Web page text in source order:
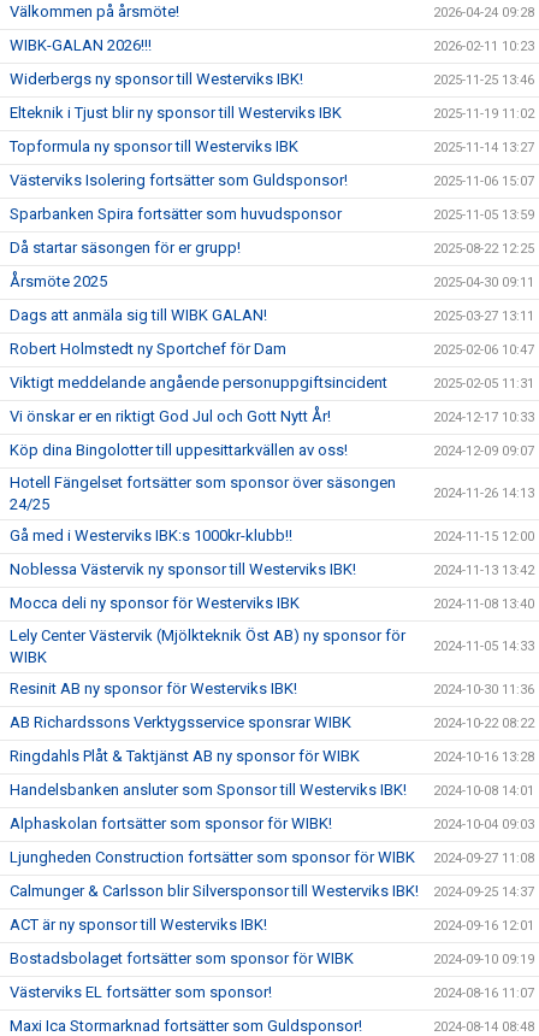
Välkommen på årsmöte! 2026-04-24 09:28
WIBK-GALAN 2026!!! 2026-02-11 10:23
Widerbergs ny sponsor till Westerviks IBK! 2025-11-25 13:46
Elteknik i Tjust blir ny sponsor till Westerviks IBK 2025-11-19 11:02
Topformula ny sponsor till Westerviks IBK 2025-11-14 13:27
Västerviks Isolering fortsätter som Guldsponsor! 2025-11-06 15:07
Sparbanken Spira fortsätter som huvudsponsor 2025-11-05 13:59
Då startar säsongen för er grupp! 2025-08-22 12:25
Årsmöte 2025 2025-04-30 09:11
Dags att anmäla sig till WIBK GALAN! 2025-03-27 13:11
Robert Holmstedt ny Sportchef för Dam 2025-02-06 10:47
Viktigt meddelande angående personuppgiftsincident 2025-02-05 11:31
Vi önskar er en riktigt God Jul och Gott Nytt År! 2024-12-17 10:33
Köp dina Bingolotter till uppesittarkvällen av oss! 2024-12-09 09:07
Hotell Fängelset fortsätter som sponsor över säsongen
24/25
2024-11-26 14:13
Gå med i Westerviks IBK:s 1000kr-klubb!! 2024-11-15 12:00
Noblessa Västervik ny sponsor till Westerviks IBK! 2024-11-13 13:42
Mocca deli ny sponsor för Westerviks IBK 2024-11-08 13:40
Lely Center Västervik (Mjölkteknik Öst AB) ny sponsor för
WIBK
2024-11-05 14:33
Resinit AB ny sponsor för Westerviks IBK! 2024-10-30 11:36
AB Richardssons Verktygsservice sponsrar WIBK 2024-10-22 08:22
Ringdahls Plåt & Taktjänst AB ny sponsor för WIBK 2024-10-16 13:28
Handelsbanken ansluter som Sponsor till Westerviks IBK! 2024-10-08 14:01
Alphaskolan fortsätter som sponsor för WIBK! 2024-10-04 09:03
Ljungheden Construction fortsätter som sponsor för WIBK 2024-09-27 11:08
Calmunger & Carlsson blir Silversponsor till Westerviks IBK! 2024-09-25 14:37
ACT är ny sponsor till Westerviks IBK! 2024-09-16 12:01
Bostadsbolaget fortsätter som sponsor för WIBK 2024-09-10 09:19
Västerviks EL fortsätter som sponsor! 2024-08-16 11:07
Maxi Ica Stormarknad fortsätter som Guldsponsor! 2024-08-14 08:48